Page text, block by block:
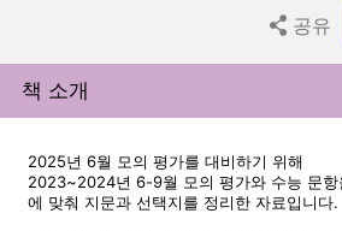
Share
공유
책 소개
2025년 6월 모의 평가를 대비하기 위해
2023~2024년 6-9월 모의 평가와 수능 문항
에 맞춰 지문과 선택지를 정리한 자료입니다.